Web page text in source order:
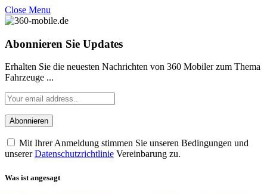
Close Menu
Abonnieren Sie Updates
Erhalten Sie die neuesten Nachrichten von 360 Mobiler zum Thema
Fahrzeuge ...
Mit Ihrer Anmeldung stimmen Sie unseren Bedingungen und
unsererDatenschutzrichtlinie Vereinbarung zu.
Was ist angesagt